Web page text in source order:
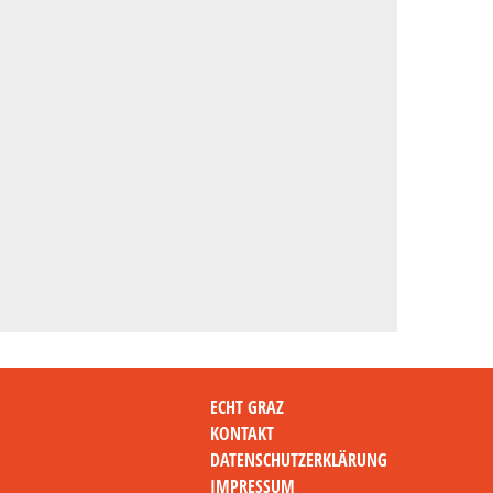
ECHT GRAZ
KONTAKT
DATENSCHUTZERKLÄRUNG
IMPRESSUM